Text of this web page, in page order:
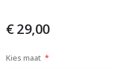
€ 29,00
Kies maat